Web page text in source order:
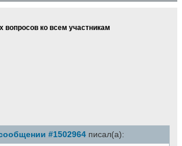
вопросов ко всем участникам
#1502964 писал(а):